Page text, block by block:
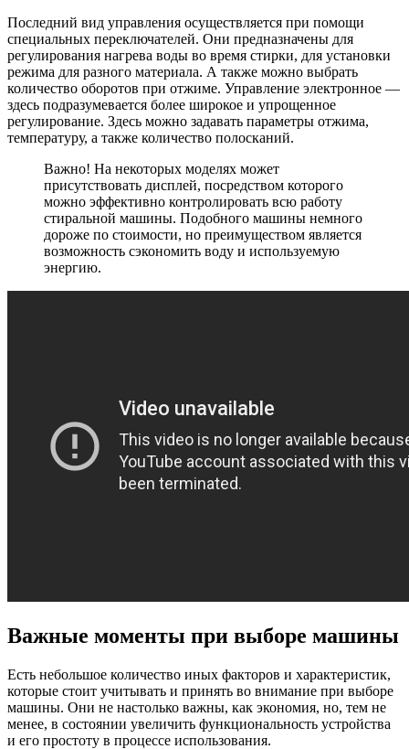
Последний вид управления осуществляется при помощи
специальных переключателей. Они предназначены для
регулирования нагрева воды во время стирки, для установки
режима для разного материала. А также можно выбрать
количество оборотов при отжиме. Управление электронное —
здесь подразумевается более широкое и упрощенное
регулирование. Здесь можно задавать параметры отжима,
температуру, а также количество полосканий.
Важно! На некоторых моделях может
присутствовать дисплей, посредством которого
можно эффективно контролировать всю работу
стиральной машины. Подобного машины немного
дороже по стоимости, но преимуществом является
возможность сэкономить воду и используемую
энергию.
Важные моменты при выборе машины
Есть небольшое количество иных факторов и характеристик,
которые стоит учитывать и принять во внимание при выборе
машины. Они не настолько важны, как экономия, но, тем не
менее, в состоянии увеличить функциональность устройства
и его простоту в процессе использования.